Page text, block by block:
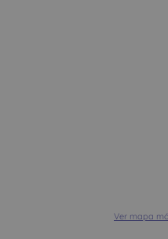
Ver mapa